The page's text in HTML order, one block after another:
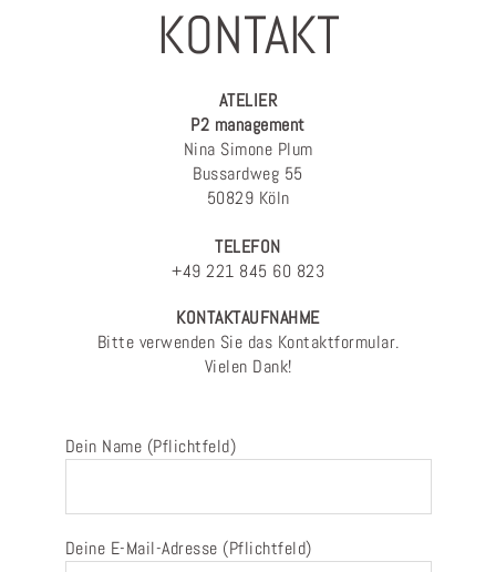
KONTAKT
ATELIER
P2 management
Nina Simone Plum
Bussardweg 55
50829 Köln
TELEFON
+49 221 845 60 823
KONTAKTAUFNAHME
Bitte verwenden Sie das Kontaktformular.
Vielen Dank!
Dein Name (Pflichtfeld)
Deine E-Mail-Adresse (Pflichtfeld)